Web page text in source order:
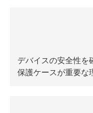
デバイスの安全性を
保護ケースが重要な